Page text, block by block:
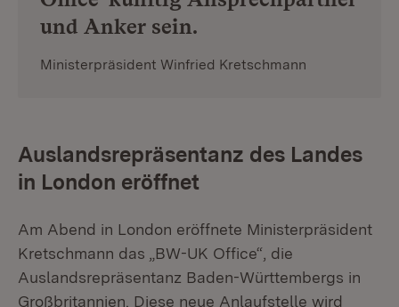
und Anker sein.
Ministerpräsident Winfried Kretschmann
Auslandsrepräsentanz des Landes
in London eröffnet
Am Abend in London eröffnete Ministerpräsident
Kretschmann das „BW-UK Office“, die
Auslandsrepräsentanz Baden-Württembergs in
Großbritannien. Diese neue Anlaufstelle wird